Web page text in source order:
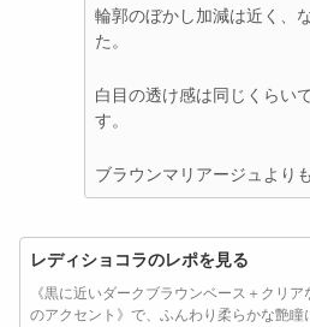
輪郭のぼかし加減は近く、
た。
白目の透け感は同じくらい
す。
ブラウンマリアージュより
レディショコラのレポを見る
《黒に近いダークブラウンベース＋クリア
のアクセント》で、ふんわり柔らかな艶